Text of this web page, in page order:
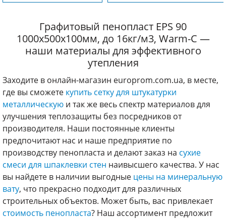
Графитовый пенопласт EPS 90
1000х500х100мм, до 16кг/м3, Warm-C —
наши материалы для эффективного
утепления
Заходите в онлайн-магазин europrom.com.ua, в месте,
где вы сможете купить сетку для штукатурки
металлическую и так же весь спектр материалов для
улучшения теплозащиты без посредников от
производителя. Наши постоянные клиенты
предпочитают нас и наше предприятие по
производству пенопласта и делают заказ на сухие
смеси для шпаклевки стен наивысшего качества. У нас
вы найдете в наличии выгодные цены на минеральную
вату, что прекрасно подходит для различных
строительных объектов. Может быть, вас привлекает
стоимость пенопласта? Наш ассортимент предложит